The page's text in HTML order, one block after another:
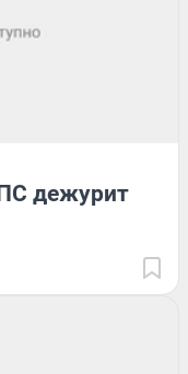
дежурит